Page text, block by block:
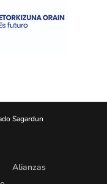
Sagardun
Alianzas